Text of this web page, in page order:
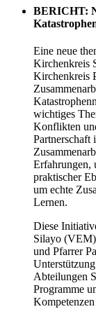
BERICHT:
Eine neue
Kirchenkreis
Kirchenkreis
wichtiges
Konflikten
Partnerschaft
Erfahrungen,
praktischer
um echte
Lernen.
Diese
Silayo
und Pfarrer
Abteilungen
Programme